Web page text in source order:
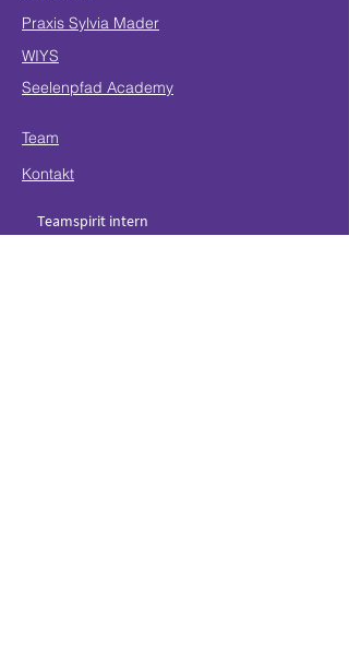
Praxis Sylvia Mader
WIYS
Team
Kontakt
Teamspirit intern
Seelenpfad Academy